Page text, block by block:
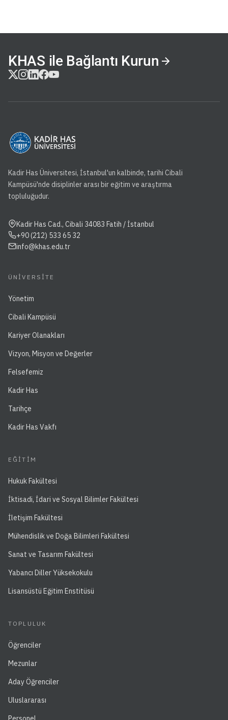
KHAS ile Bağlantı Kurun
Kadir Has Üniversitesi, İstanbul'un kalbinde, tarihi Cibali
Kampüsü'nde disiplinler arası bir eğitim ve araştırma
topluluğudur.
Kadir Has Cad., Cibali 34083 Fatih / İstanbul
+90 (212) 533 65 32
info@khas.edu.tr
ÜNIVERSITE
Yönetim
Cibali Kampüsü
Kariyer Olanakları
Vizyon, Misyon ve Değerler
Felsefemiz
Kadir Has
Tarihçe
Kadir Has Vakfı
EĞITIM
Hukuk Fakültesi
İktisadi, İdari ve Sosyal Bilimler Fakültesi
İletişim Fakültesi
Mühendislik ve Doğa Bilimleri Fakültesi
Sanat ve Tasarım Fakültesi
Yabancı Diller Yüksekokulu
Lisansüstü Eğitim Enstitüsü
TOPLULUK
Öğrenciler
Mezunlar
Aday Öğrenciler
Uluslararası